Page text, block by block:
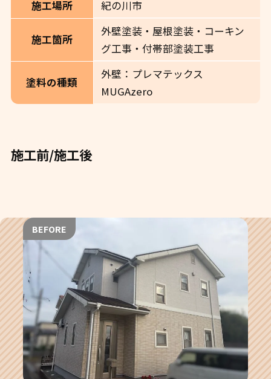
施工場所 紀の川市
施工箇所
外壁塗装・屋根塗装・コーキン
グ工事・付帯部塗装工事
塗料の種類
外壁：プレマテックス
MUGAzero
施工前/施工後
BEFORE